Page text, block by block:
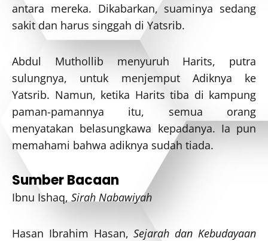
antara mereka. Dikabarkan, suaminya sedang
sakit dan harus singgah di Yatsrib.
Abdul Muthollib menyuruh Harits, putra
sulungnya, untuk menjemput Adiknya ke
Yatsrib. Namun, ketika Harits tiba di kampung
paman-pamannya itu, semua orang
menyatakan belasungkawa kepadanya. Ia pun
memahami bahwa adiknya sudah tiada.
Sumber Bacaan
Ibnu Ishaq, Sirah Nabawiyah
Hasan Ibrahim Hasan,Sejarah dan Kebudayaan